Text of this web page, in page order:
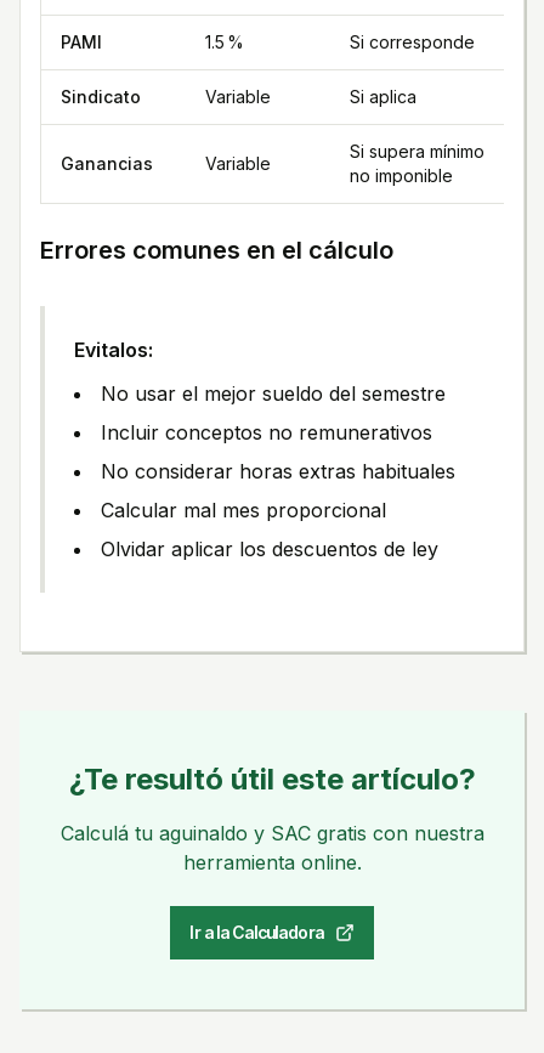
PAMI 1.5 % Si corresponde
Sindicato Variable Si aplica
Ganancias Variable
Si supera mínimo
no imponible
Errores comunes en el cálculo
Evitalos:
No usar el mejor sueldo del semestre
Incluir conceptos no remunerativos
No considerar horas extras habituales
Calcular mal mes proporcional
Olvidar aplicar los descuentos de ley
¿Te resultó útil este artículo?
Calculá tu aguinaldo y SAC gratis con nuestra
herramienta online.
Ir a la Calculadora